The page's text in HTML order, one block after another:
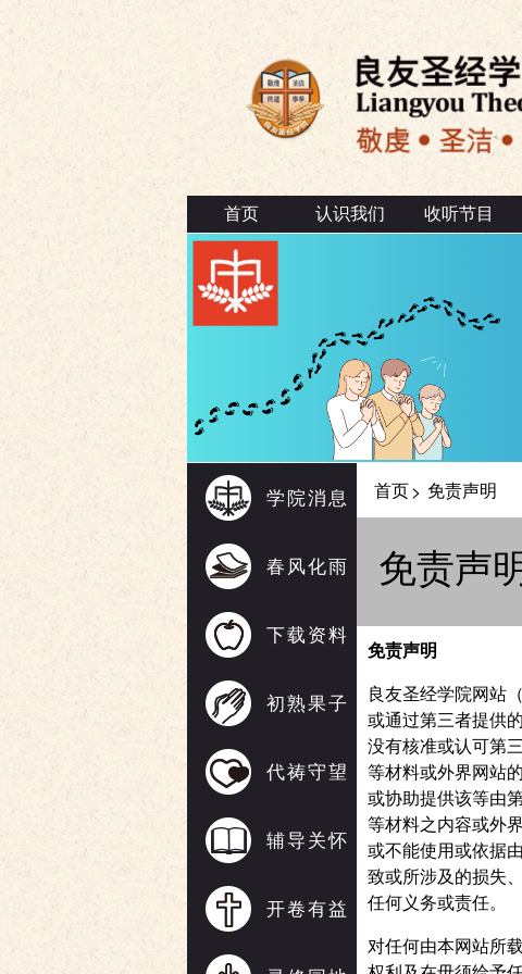
首页 认识我们 收听节目
学院消息
春风化雨
下载资料
初熟果子
代祷守望
辅导关怀
开卷有益
首页> 免责声明
免责声
免责声明
良友圣经学院网站
或通过第三者提供
没有核准或认可第
等材料或外界网站
或协助提供该等由
等材料之内容或外
或不能使用或依据
致或所涉及的损失
任何义务或责任。
对任何由本网站所